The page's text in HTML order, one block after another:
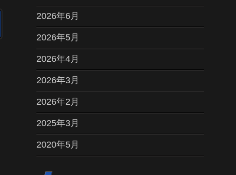
2026年6月
2026年5月
2026年4月
2026年3月
2026年2月
2025年3月
2020年5月